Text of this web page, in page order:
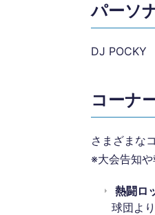
パーソ
DJ POCKY
コーナ
さまざまな
※大会告知
熱闘ロ
球団よ